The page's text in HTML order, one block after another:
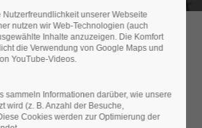
password?
sit amet:
Nutzerfreundlichkeit unserer Webseite
nutzen wir Web-Technologien (auch
Inhalte anzuzeigen. Die Komfort
die Verwendung von Google Maps und
YouTube-Videos.
sammeln Informationen darüber, wie unsere
wird (z. B. Anzahl der Besuche,
Cookies werden zur Optimierung der